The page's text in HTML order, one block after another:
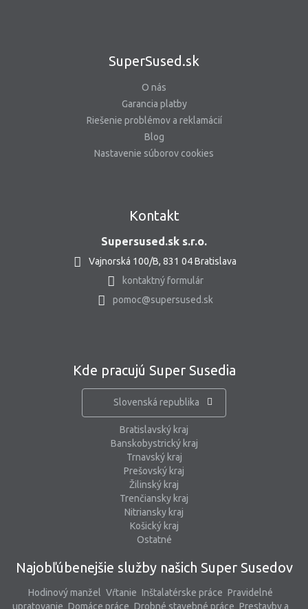
SuperSused.sk
O nás
Garancia platby
Riešenie problémov a reklamácií
Blog
Nastavenie súborov cookies
Kontakt
Supersused.sk s.r.o.
Vajnorská 100/B, 831 04 Bratislava
kontaktný formulár
pomoc@supersused.sk
Kde pracujú Super Susedia
Slovenská republika
Bratislavský kraj
Banskobystrický kraj
Trnavský kraj
Prešovský kraj
Žilinský kraj
Trenčiansky kraj
Nitriansky kraj
Košický kraj
Ostatné
Najobľúbenejšie služby našich Super Susedov
Hodinový manžel Vŕtanie Inštalatérske práce Pravidelné
upratovanie Domáce práce Drobné stavebné práce Prestavby a